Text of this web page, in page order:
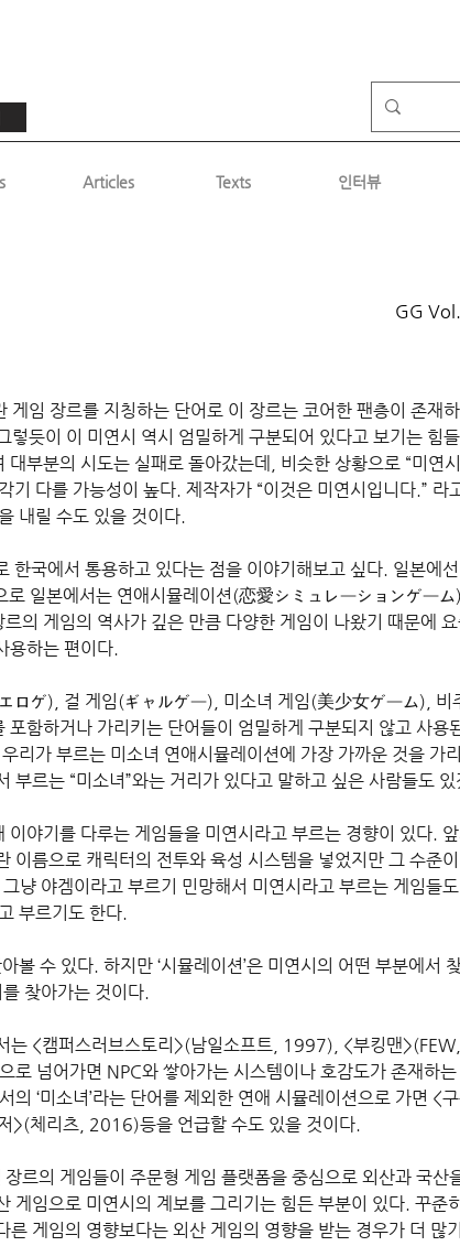
Articles Texts 인터뷰
GG Vol.
게임 장르를 지칭하는 단어로 이 장르는 코어한 팬층이 존재
렇듯이 이 미연시 역시 엄밀하게 구분되어 있다고 보기는 힘
부분의 시도는 실패로 돌아갔는데, 비슷한 상황으로 “미연
다를 가능성이 높다. 제작자가 “이것은 미연시입니다.” 라
내릴 수도 있을 것이다.
한국에서 통용하고 있다는 점을 이야기해보고 싶다. 일본에
일본에서는 연애시뮬레이션(恋愛シミュレーションゲーム
의 게임의 역사가 깊은 만큼 다양한 게임이 나왔기 때문에
용하는 편이다.
ロゲ), 걸 게임(ギャルゲー), 미소녀 게임(美少女ゲーム), 비
함하거나 가리키는 단어들이 엄밀하게 구분되지 않고 사용
리가 부르는 미소녀 연애시뮬레이션에 가장 가까운 것을 가
부르는 “미소녀”와는 거리가 있다고 말하고 싶은 사람들도
야기를 다루는 게임들을 미연시라고 부르는 경향이 있다. 앞
이름으로 캐릭터의 전투와 육성 시스템을 넣었지만 그 수준
냥 야겜이라고 부르기 민망해서 미연시라고 부르는 게임들
부르기도 한다.
볼 수 있다. 하지만 ‘시뮬레이션’은 미연시의 어떤 부분에서
찾아가는 것이다.
는 <캠퍼스러브스토리>(남일소프트, 1997), <부킹맨
넘어가면 NPC와 쌓아가는 시스템이나 호감도가 존재하는
‘미소녀’라는 단어를 제외한 연애 시뮬레이션으로 가면 <
>(체리츠, 2016)등을 언급할 수도 있을 것이다.
르의 게임들이 주문형 게임 플랫폼을 중심으로 외산과 국산
임으로 미연시의 계보를 그리기는 힘든 부분이 있다. 꾸준
게임의 영향보다는 외산 게임의 영향을 받는 경우가 더 많